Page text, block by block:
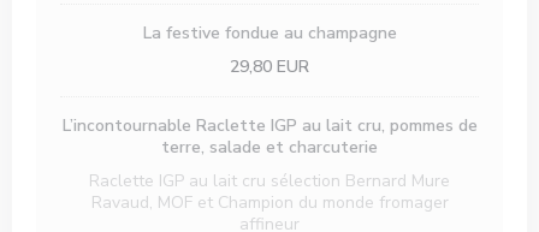
La festive fondue au champagne
29,80 EUR
L’incontournable Raclette IGP au lait cru, pommes de
terre, salade et charcuterie
Raclette IGP au lait cru sélection Bernard Mure
Ravaud, MOF et Champion du monde fromager
affineur